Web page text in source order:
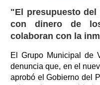
"El presupuesto del
con dinero de
colaboran con la
El Grupo Municipal de
denuncia que, en el
aprobó el Gobierno del